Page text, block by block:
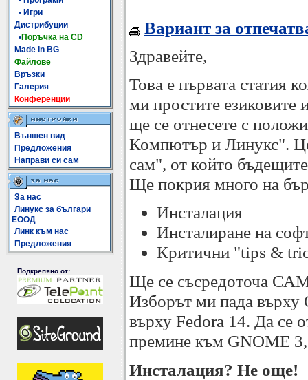
• Игри
Дистрибуции
•Поръчка на CD
Made In BG
Файлове
Връзки
Галерия
Конференции
Външен вид
Предложения
Направи си сам
За нас
Линукс за българи
ЕООД
Линк към нас
Предложения
Подкрепяно от:
Вариант за
Здравейте,
Това е първата статия
ми простите езиковите
ще се отнесете с
Компютър и Линукс".
сам", от който
Ще покрия много на
Инсталация
Инсталиране на
Критични "tips &
Ще се съсредоточа
Изборът ми пада върху
върху Fedora 14. Да се
премине към GNOME
Инсталация? Не още!